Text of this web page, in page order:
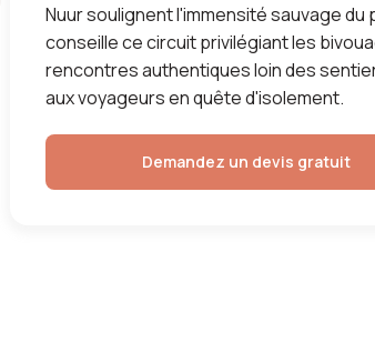
Nuur soulignent l'immensité sauvage du
conseille ce circuit privilégiant les
rencontres authentiques loin des
aux voyageurs en quête d'isolement.
Demandez un devis gratuit